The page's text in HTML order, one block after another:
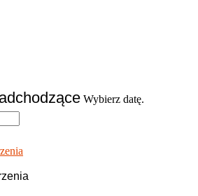
Wybierz datę.